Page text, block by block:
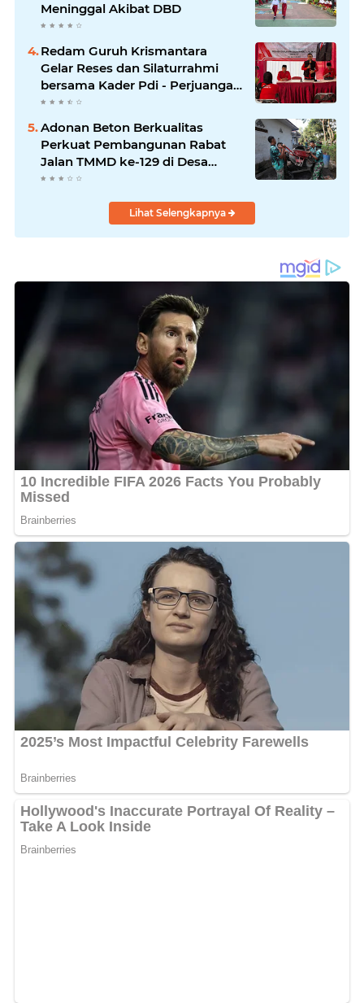
Meninggal Akibat DBD
Redam Guruh Krismantara
Gelar Reses dan Silaturrahmi
bersama Kader Pdi - Perjuangan
Se -Kecamatan Lawang.
Adonan Beton Berkualitas
Perkuat Pembangunan Rabat
Jalan TMMD ke-129 di Desa
Ledoktempuro
Lihat Selengkapnya